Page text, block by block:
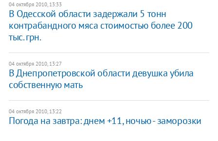
04 октября 2010, 13:33
В Одесской области задержали 5 тонн
контрабандного мяса стоимостью более 200
тыс. грн.
04 октября 2010, 13:27
В Днепропетровской области девушка убила
собственную мать
04 октября 2010, 13:22
Погода на завтра: днем +11, ночью - заморозки